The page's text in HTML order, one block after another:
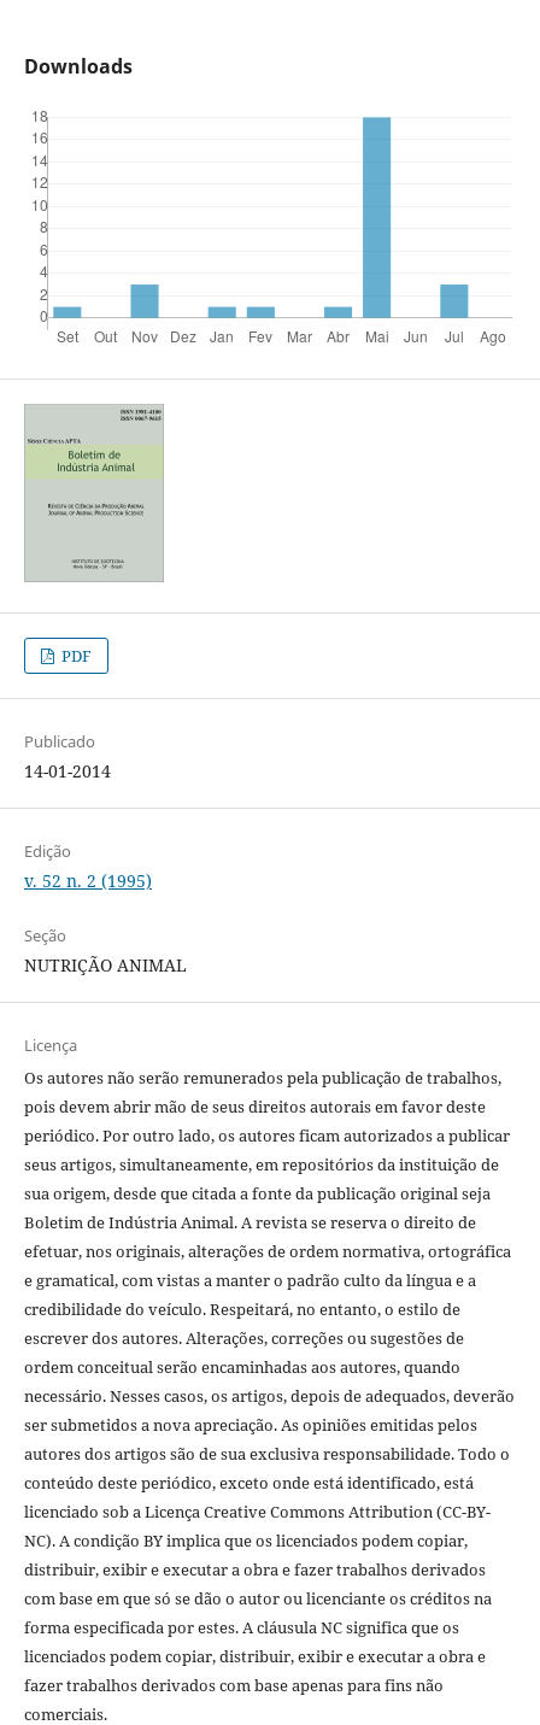
Downloads
PDF
Publicado
14-01-2014
Edição
v. 52 n. 2 (1995)
Seção
NUTRIÇÃO ANIMAL
Licença
Os autores não serão remunerados pela publicação de trabalhos,
pois devem abrir mão de seus direitos autorais em favor deste
periódico. Por outro lado, os autores ficam autorizados a publicar
seus artigos, simultaneamente, em repositórios da instituição de
sua origem, desde que citada a fonte da publicação original seja
Boletim de Indústria Animal. A revista se reserva o direito de
efetuar, nos originais, alterações de ordem normativa, ortográfica
e gramatical, com vistas a manter o padrão culto da língua e a
credibilidade do veículo. Respeitará, no entanto, o estilo de
escrever dos autores. Alterações, correções ou sugestões de
ordem conceitual serão encaminhadas aos autores, quando
necessário. Nesses casos, os artigos, depois de adequados, deverão
ser submetidos a nova apreciação. As opiniões emitidas pelos
autores dos artigos são de sua exclusiva responsabilidade. Todo o
conteúdo deste periódico, exceto onde está identificado, está
licenciado sob a Licença Creative Commons Attribution (CC-BY-
NC). A condição BY implica que os licenciados podem copiar,
distribuir, exibir e executar a obra e fazer trabalhos derivados
com base em que só se dão o autor ou licenciante os créditos na
forma especificada por estes. A cláusula NC significa que os
licenciados podem copiar, distribuir, exibir e executar a obra e
fazer trabalhos derivados com base apenas para fins não
comerciais.